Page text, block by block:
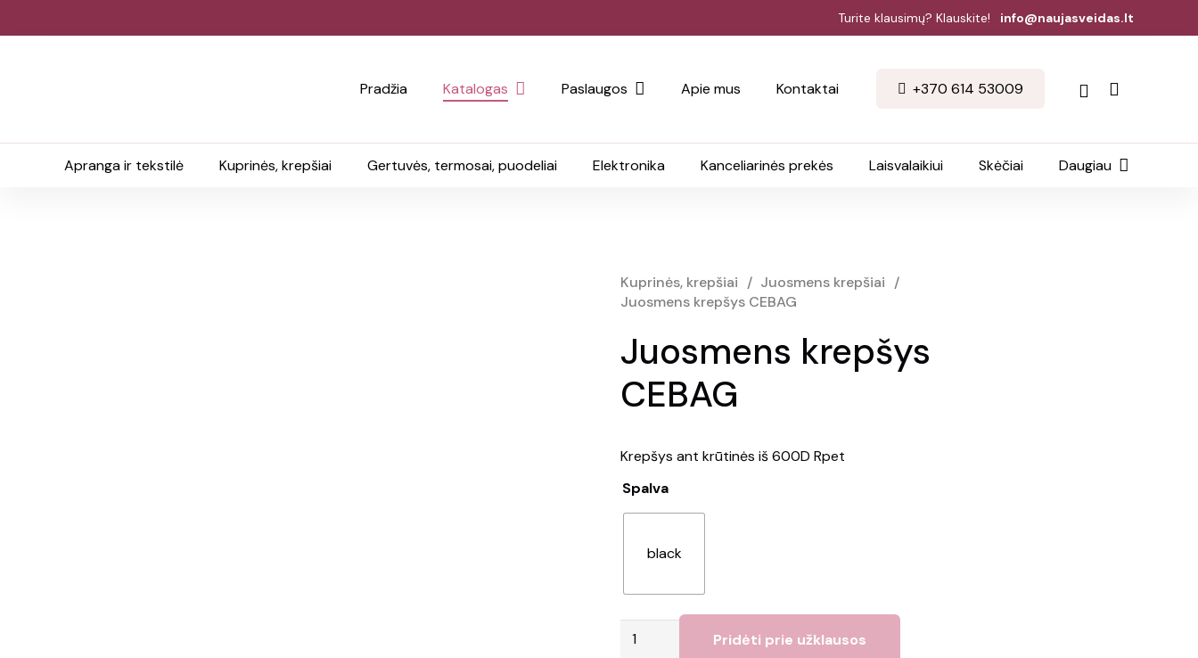
Turite klausimų? Klauskite! info@naujasveidas.lt
Pradžia Katalogas Paslaugos Apie mus Kontaktai +370 614 53009
Apranga ir tekstilė Kuprinės, krepšiai Gertuvės, termosai, puodeliai Elektronika Kanceliarinės prekės Laisvalaikiui Skėčiai Daugiau
Kuprinės, krepšiai / Juosmens krepšiai /
Juosmens krepšys CEBAG
Juosmens krepšys
CEBAG
Krepšys ant krūtinės iš 600D Rpet
Spalva
black
produkto
Pridėti prie užklausos